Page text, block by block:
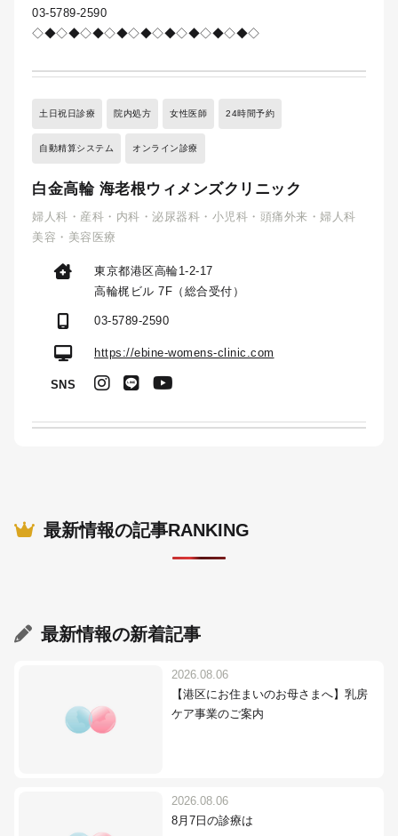
03-5789-2590
◇◆◇◆◇◆◇◆◇◆◇◆◇◆◇◆◇◆◇
土日祝日診療 院内処方 女性医師 24時間予約
自動精算システム オンライン診療
白金高輪 海老根ウィメンズクリニック
婦人科・産科・内科・泌尿器科・小児科・頭痛外来・婦人科
美容・美容医療
東京都港区高輪1-2-17
高輪梶ビル 7F（総合受付）
03-5789-2590
https://ebine-womens-clinic.com
SNS
最新情報の記事RANKING
最新情報の新着記事
2026.08.06
【港区にお住まいのお母さまへ】乳房
ケア事業のご案内
2026.08.06
8月7日の診療は